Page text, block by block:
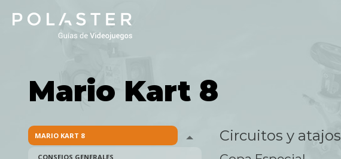
Mario Kart 8
MARIO KART 8 Toggle menu
CONSEJOS GENERALES
Circuitos y atajos